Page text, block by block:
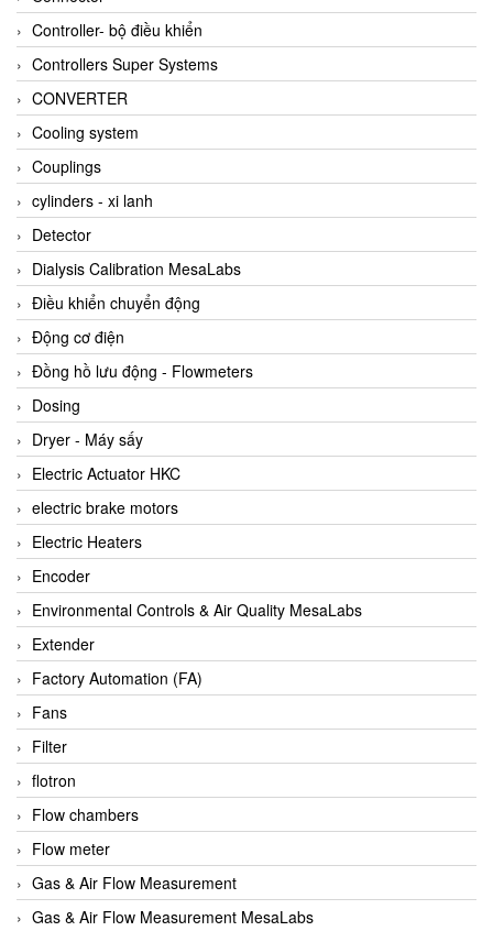
Albrecht-Automatik Viet Nam
Allen Bradley Vietnam
Alpha Moisture Vietnam
Alpha-Achem Vietnam
Alphino
ALRE-IT Vietnam
Altech
Amarillo Gear
Ametek
AMPTRON Vietnam
AND Vietnam
ANDERSON-NEGELE
ANDILOG Technologies Vietnam
Anritsu
ANTEC S.A
Antico pumps
Anybus/ HMS
AOBEN
Apex Dynamics Vietnam
Apex Dynamics Vietnam
Apiste
APLISENS VietNam
Apollo Fire
Appleton
AQ Matic
Aqualabo Vietnam
Aquametro
Controller- bộ điều khiển
Controllers Super Systems
CONVERTER
Cooling system
Couplings
cylinders - xi lanh
Detector
Dialysis Calibration MesaLabs
Điều khiển chuyển động
Động cơ điện
Đồng hồ lưu động - Flowmeters
Dosing
Dryer - Máy sấy
Electric Actuator HKC
electric brake motors
Electric Heaters
Encoder
Environmental Controls & Air Quality MesaLabs
Extender
Factory Automation (FA)
Fans
Filter
flotron
Flow chambers
Flow meter
Gas & Air Flow Measurement
Gas & Air Flow Measurement MesaLabs